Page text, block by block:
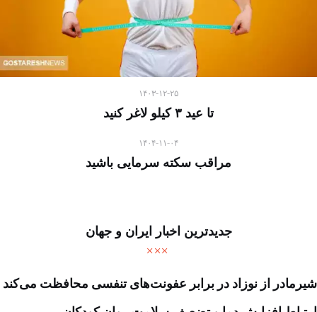
۱۴۰۳-۱۲-۲۵
تا عید ۳ کیلو لاغر کنید
۱۴۰۴-۱۱-۰۴
مراقب سکته سرمایی باشید
جدیدترین اخبار ایران و جهان
شیرمادر از نوزاد در برابر عفونت‌های تنفسی محافظت می‌کند